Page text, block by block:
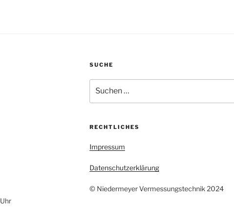
SUCHE
nach:
RECHTLICHES
Impressum
Datenschutzerklärung
© Niedermeyer Vermessungstechnik 2024